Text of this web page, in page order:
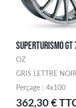
SUPERTURISMO
OZ
GRIS LETTRE
Perçage : 4x100
362,30 €